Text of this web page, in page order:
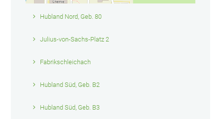
Hubland Nord, Geb. 80
Julius-von-Sachs-Platz 2
Fabrikschleichach
Hubland Süd, Geb. B2
Hubland Süd, Geb. B3